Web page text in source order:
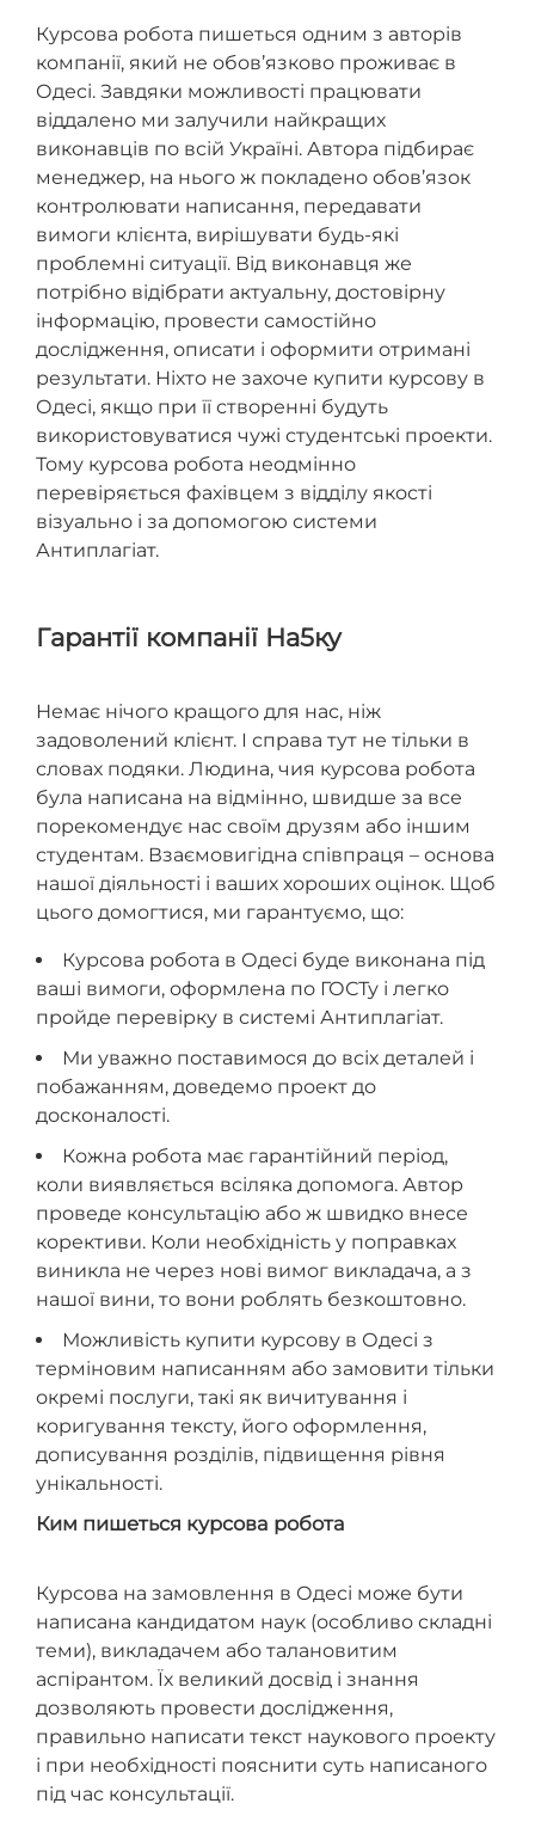
Курсова робота пишеться одним з авторів
компанії, який не обов’язково проживає в
Одесі. Завдяки можливості працювати
віддалено ми залучили найкращих
виконавців по всій Україні. Автора підбирає
менеджер, на нього ж покладено обов’язок
контролювати написання, передавати
вимоги клієнта, вирішувати будь-які
проблемні ситуації. Від виконавця же
потрібно відібрати актуальну, достовірну
інформацію, провести самостійно
дослідження, описати і оформити отримані
результати. Ніхто не захоче купити курсову в
Одесі, якщо при її створенні будуть
використовуватися чужі студентські проекти.
Тому курсова робота неодмінно
перевіряється фахівцем з відділу якості
візуально і за допомогою системи
Антиплагіат.
Гарантії компанії На5ку
Немає нічого кращого для нас, ніж
задоволений клієнт. І справа тут не тільки в
словах подяки. Людина, чия курсова робота
була написана на відмінно, швидше за все
порекомендує нас своїм друзям або іншим
студентам. Взаємовигідна співпраця – основа
нашої діяльності і ваших хороших оцінок. Щоб
цього домогтися, ми гарантуємо, що:
Курсова робота в Одесі буде виконана під
ваші вимоги, оформлена по ГОСТу і легко
пройде перевірку в системі Антиплагіат.
Ми уважно поставимося до всіх деталей і
побажанням, доведемо проект до
досконалості.
Кожна робота має гарантійний період,
коли виявляється всіляка допомога. Автор
проведе консультацію або ж швидко внесе
корективи. Коли необхідність у поправках
виникла не через нові вимог викладача, а з
нашої вини, то вони роблять безкоштовно.
Можливість купити курсову в Одесі з
терміновим написанням або замовити тільки
окремі послуги, такі як вичитування і
коригування тексту, його оформлення,
дописування розділів, підвищення рівня
унікальності.
Ким пишеться курсова робота
Курсова на замовлення в Одесі може бути
написана кандидатом наук (особливо складні
теми), викладачем або талановитим
аспірантом. Їх великий досвід і знання
дозволяють провести дослідження,
правильно написати текст наукового проекту
і при необхідності пояснити суть написаного
під час консультації.